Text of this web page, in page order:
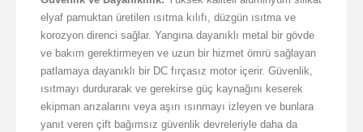
elyaf pamuktan üretilen ısıtma kılıfı, düzgün ısıtma ve
korozyon direnci sağlar. Yangına dayanıklı metal bir gövde
ve bakım gerektirmeyen ve uzun bir hizmet ömrü sağlayan
patlamaya dayanıklı bir DC fırçasız motor içerir. Güvenlik,
ısıtmayı durdurarak ve gerekirse güç kaynağını keserek
ekipman arızalarını veya aşırı ısınmayı izleyen ve bunlara
yanıt veren çift bağımsız güvenlik devreleriyle daha da